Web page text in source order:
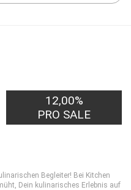
12,00%
PRO SALE
Begleiter! Bei Kitchen
Dein kulinarisches Erlebnis auf